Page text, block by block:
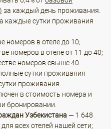
за каждый день проживания.
каждые сутки проживания
номеров в отеле до 10;
номеров в отеле от 11 до 40;
номеров свыше 40.
сутки проживания
проживания.
в стоимость номера и
бронировании.
Узбекистана — 1 648
всех отелей нашей сети;